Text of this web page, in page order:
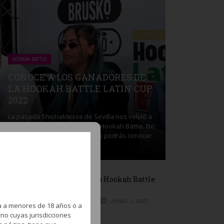
HOOKAH BATTLE
CONOCE A LOS GANADORES DE
LA HOOKAH BATTLE LATIN CUP
2022
La pasada ShishaMesse de Sevilla nos volvió a
dejar una nueva edición de la Hookah Battle. No
te pierdas este vídeo en el que podrás conocer
¡Participa en la Hookah Battle
JUNIO 1, 2022
menores de 18 años o a
cuyas jurisdicciones